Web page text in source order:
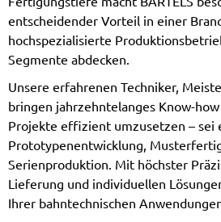
entscheidender Vorteil in einer
hochspezialisierte
Segmente abdecken.
Unsere erfahrenen Techniker,
bringen jahrzehntelanges Know-
Projekte effizient umzusetzen – sei
Prototypenentwicklung,
Serienproduktion. Mit höchster
Lieferung und individuellen
Ihrer bahntechnischen